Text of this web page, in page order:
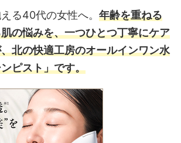
る40代の女性へ。 年齢を重ねる
の悩みを、一つひとつ丁寧にケア
北の快適工房のオールインワン水
ピスト」です。